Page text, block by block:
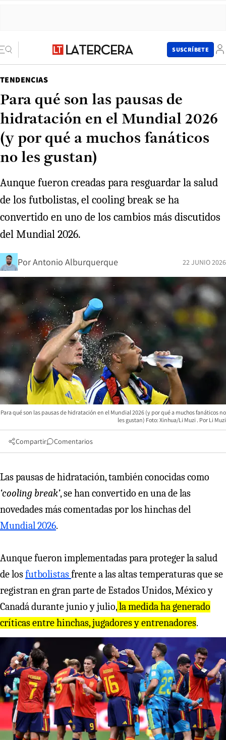
SUSCRÍBETE
TENDENCIAS
Para qué son las pausas de
hidratación en el Mundial 2026
(y por qué a muchos fanáticos
no les gustan)
Aunque fueron creadas para resguardar la salud
de los futbolistas, el cooling break se ha
convertido en uno de los cambios más discutidos
del Mundial 2026.
PorAntonio Alburquerque 22 JUNIO 2026
Para qué son las pausas de hidratación en el Mundial 2026 (y por qué a muchos fanáticos no
les gustan) Foto: Xinhua/Li Muzi
Li Muzi
Compartir Comentarios
Las pausas de hidratación, también conocidas como
‘cooling break’, se han convertido en una de las
novedades más comentadas por los hinchas del
Mundial 2026.
Aunque fueron implementadas para proteger la salud
de losfutbolistasfrente a las altas temperaturas que se
registran en gran parte de Estados Unidos, México y
Canadá durante junio y julio,la medida ha generado
críticas entre hinchas, jugadores y entrenadores.